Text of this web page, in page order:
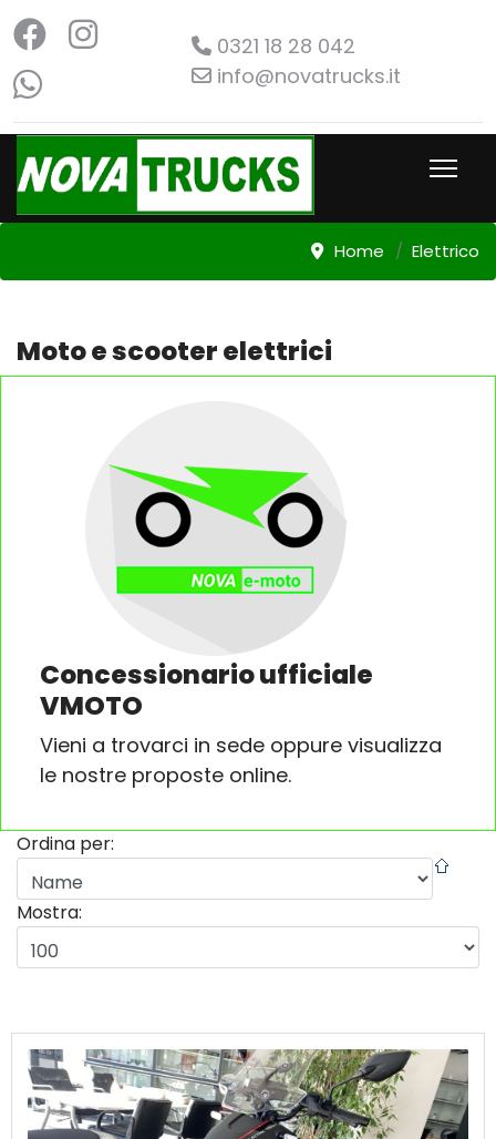
0321 18 28 042
info@novatrucks.it
Home Elettrico
Moto e scooter elettrici
Concessionario ufficiale
VMOTO
Vieni a trovarci in sede oppure visualizza
le nostre proposte online.
Ordina per:
Mostra: